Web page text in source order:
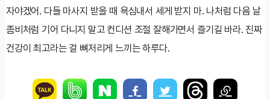
자야겠어. 다들 마사지 받을 때 욕심내서 세게 받지 마. 나처럼 다음 날
좀비처럼 기어 다니지 말고 컨디션 조절 잘해가면서 즐기길 바라. 진짜
건강이 최고라는 걸 뼈저리게 느끼는 하루다.